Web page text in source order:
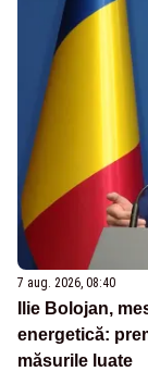
7 aug. 2026, 08:40
Ilie Bolojan,
energetică:
măsurile luate